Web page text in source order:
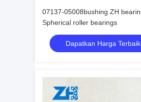
07137-05008bushing ZH bearings
Spherical roller bearings
Dapatkan Harga Terbaik